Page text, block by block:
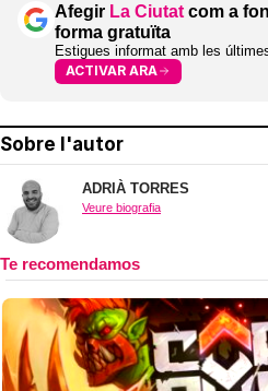
Afegir La Ciutat com a
forma gratuïta
Estigues informat amb les
ACTIVAR ARA
Sobre l'autor
ADRIÀ TORRES
Veure biografia